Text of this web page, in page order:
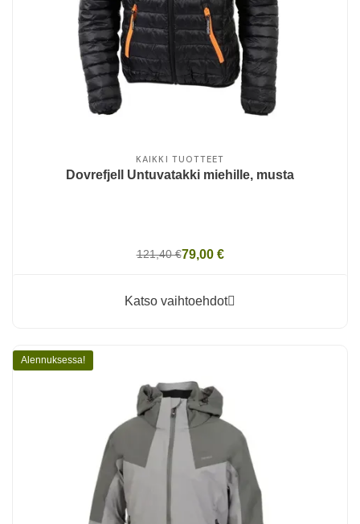
KAIKKI TUOTTEET
Dovrefjell Untuvatakki miehille, musta
121,40 €79,00 €
Katso vaihtoehdot
Alennuksessa!